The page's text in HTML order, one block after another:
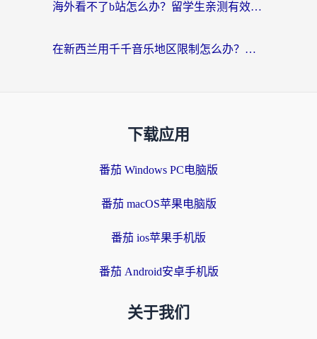
海外看不了b站怎么办？留学生亲测有效的回国加速器选择攻略，解决豆瓣音乐、美团外卖难题
在新西兰用千千音乐地区限制怎么办？海外华人必备的回国加速解决方案
下载应用
番茄 Windows PC电脑版
番茄 macOS苹果电脑版
番茄 ios苹果手机版
番茄 Android安卓手机版
关于我们